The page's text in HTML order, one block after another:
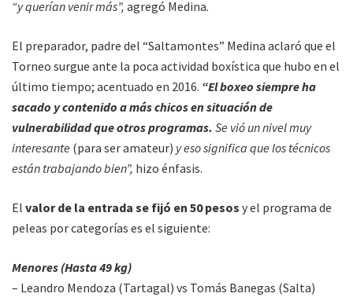
“y querían venir más”, agregó Medina.
El preparador, padre del “Saltamontes” Medina aclaró que el
Torneo surgue ante la poca actividad boxística que hubo en el
último tiempo; acentuado en 2016. “El boxeo siempre ha
sacado y contenido a más chicos en situación de
vulnerabilidad que otros programas. Se vió un nivel muy
interesante (para ser amateur) y eso significa que los técnicos
están trabajando bien”, hizo énfasis.
El valor de la entrada se fijó en 50 pesos y el programa de
peleas por categorías es el siguiente:
Menores (Hasta 49 kg)
– Leandro Mendoza (Tartagal) vs Tomás Banegas (Salta)